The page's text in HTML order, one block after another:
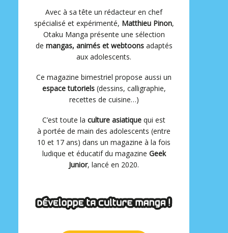
Avec à sa tête un rédacteur en chef
spécialisé et expérimenté, Matthieu Pinon,
Otaku Manga présente une sélection
de mangas, animés et webtoonsadaptés
aux adolescents.
Ce magazine bimestriel propose aussi un
espace tutoriels(dessins, calligraphie,
recettes de cuisine…)
C’est toute la culture asiatique qui est
à portée de main des adolescents (entre
10 et 17 ans) dans un magazine à la fois
ludique et éducatif du magazine Geek
Junior, lancé en 2020.